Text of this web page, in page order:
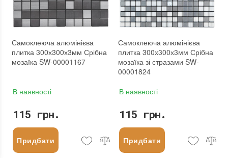
: новий
: новий
Самоклеюча алюмінієва
плитка 300х300х3мм Срібна
мозаїка SW-00001167
В наявності
115 грн.
Придбати
Самоклеюча алюмінієва
плитка 300х300х3мм Срібна
мозаїка зі стразами SW-
00001824
В наявності
115 грн.
Придбати